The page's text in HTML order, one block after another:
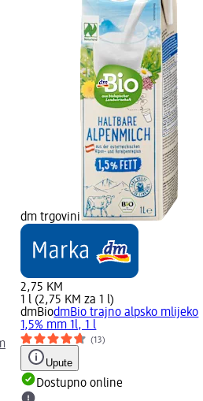
dm trgovini
2,75 KM
1 l (2,75 KM za 1 l)
dmBiodmBio trajno alpsko mlijeko
1,5% mm 1l, 1 l
(13)
Upute
Dostupno online